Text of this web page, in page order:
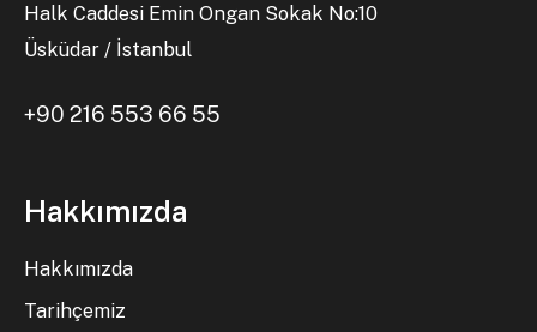
Halk Caddesi Emin Ongan Sokak No:10
Üsküdar / İstanbul
+90 216 553 66 55
Hakkımızda
Hakkımızda
Tarihçemiz